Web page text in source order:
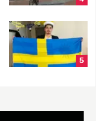
5